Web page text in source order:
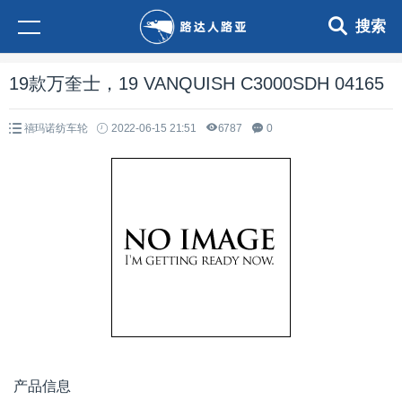
搜索
19款万奎士，19 VANQUISH C3000SDH 04165
禧玛诺纺车轮 2022-06-15 21:51 6787 0
产品信息